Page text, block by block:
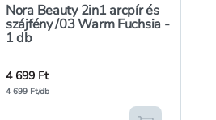
Nora Beauty 2in1 arcpír és
szájfény /03 Warm Fuchsia -
1 db
4 699 Ft
4 699 Ft/db